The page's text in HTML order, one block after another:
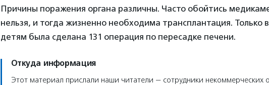
Причины поражения органа различны. Часто обойтись
нельзя, и тогда жизненно необходима трансплантация. Только в
детям была сделана 131 операция по пересадке печени.
Откуда информация
Этот материал прислали наши читатели — сотрудники некоммерческих